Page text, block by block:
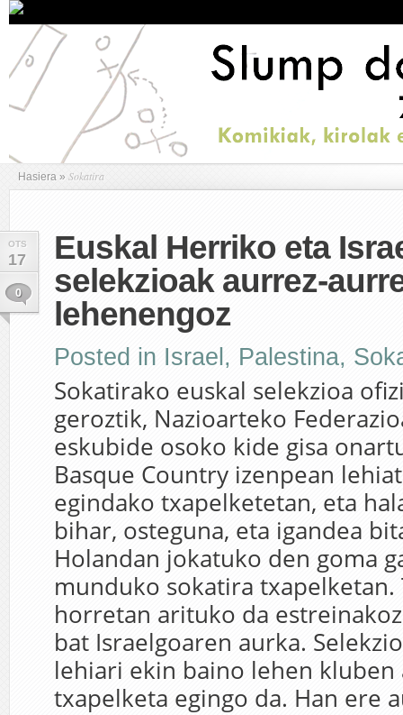
Hasiera » Sokatira
OTS
17
0
Euskal Herriko eta
selekzioak aurrez-
lehenengoz
Posted in Israel, Palestina,
Sokatirako euskal selekzioa
geroztik, Nazioarteko
eskubide osoko kide gisa
Basque Country izenpean
egindako txapelketetan, eta
bihar, osteguna, eta igandea
Holandan jokatuko den goma
munduko sokatira txapelketan.
horretan arituko da
bat Israelgoaren aurka.
lehiari ekin baino lehen kluben
txapelketa egingo da. Han ere